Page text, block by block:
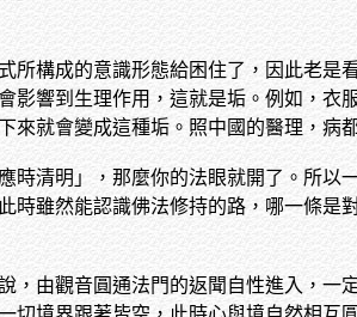
所構成的意識形態給困住了，因此老
響到生理作用，這就是垢。例如，衣
就會變成這種垢。照中國的醫理，病
時清明」，那麼你的法眼就開了。所
雖然能認識佛法修持的路，哪一條是
由觀音圓通法門的返聞自性進入，一